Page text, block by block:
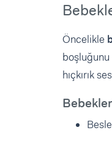
Öncelikle
boşluğunu
hıçkırık